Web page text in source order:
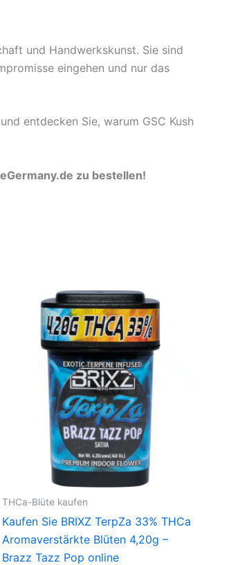
und Handwerkskunst. Sie sind
eingehen und nur das
entdecken Sie, warum GSC Kush
zu bestellen!
THCa-Blüte kaufen
Kaufen Sie BRIXZ TerpZa 33% THCa
Aromaverstärkte Blüten 4,20g –
Brazz Tazz Pop online